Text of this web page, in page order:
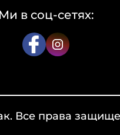
Ми в соц-сетях:
Все права